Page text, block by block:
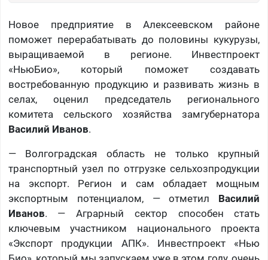
Новое предприятие в Алексеевском районе
поможет перерабатывать до половины кукурузы,
выращиваемой в регионе. Инвестпроект
«НьюБио», который поможет создавать
востребованную продукцию и развивать жизнь в
селах, оценил председатель регионального
комитета сельского хозяйства замгубернатора
Василий Иванов.
— Волгоградская область не только крупный
транспортный узел по отгрузке сельхозпродукции
на экспорт. Регион и сам обладает мощным
экспортным потенциалом, — отметил Василий
Иванов. — Аграрный сектор способен стать
ключевым участником национального проекта
«Экспорт продукции АПК». Инвестпроект «Нью